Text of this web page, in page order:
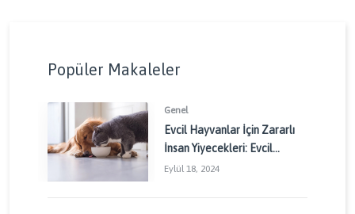
Popüler Makaleler
Genel
Evcil Hayvanlar İçin Zararlı
İnsan Yiyecekleri: Evcil
Dostlarınızı Korumak İçin
Eylül 18, 2024